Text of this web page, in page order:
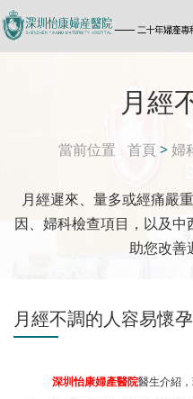
月經
當前位置 首頁 >婦
月經遲來、量多或經痛嚴
因、婦科檢查項目，以及中
助您改善
月經不調的人容易懷
深圳怡康婦產醫院醫生介紹